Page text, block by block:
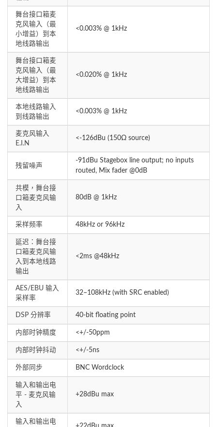
舞台接口箱麦
克风输入（最
小增益）到本
地线路输出
<0.003% @ 1kHz
舞台接口箱麦
克风输入（最
大增益）到本
地线路输出
<0.020% @ 1kHz
本地线路输入
到线路输出
<0.003% @ 1kHz
麦克风输入
E.I.N
<-126dBu (150Ω source)
残留噪声
-91dBu Stagebox line output; no inputs
routed, Mix fader @0dB
共模，舞台接
口箱麦克风输
入
80dB @ 1kHz
采样频率 48kHz or 96kHz
延迟：舞台接
口箱麦克风输
入到本地线路
输出
<2ms @48kHz
AES/EBU 输入
采样率
32–108kHz (with SRC enabled)
DSP 分辨率 40-bit floating point
内部时钟精度 <+/-50ppm
内部时钟抖动 <+/-5ns
外部同步 BNC Wordclock
输入和输出电
平 - 麦克风输
入
+28dBu max
输入和输出电